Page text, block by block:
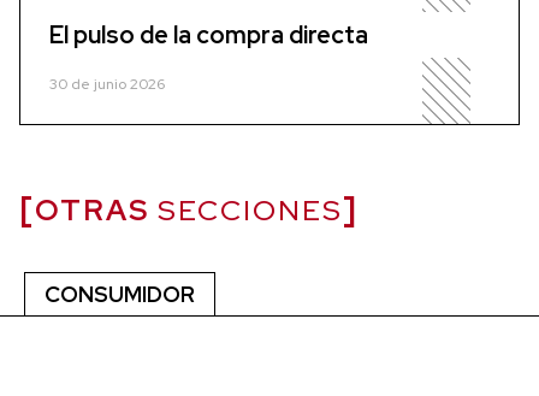
El pulso de la compra directa
30 de junio 2026
OTRAS SECCIONES
CONSUMIDOR